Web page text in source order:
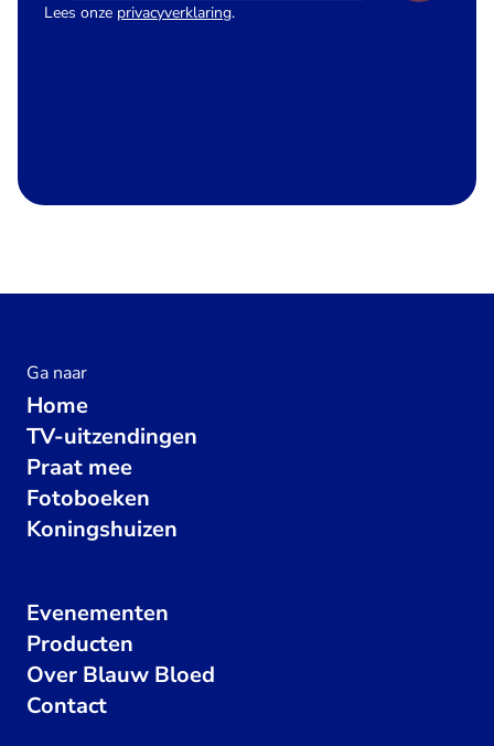
Lees onze privacyverklaring.
Ga naar
Home
TV-uitzendingen
Praat mee
Fotoboeken
Koningshuizen
Evenementen
Producten
Over Blauw Bloed
Contact